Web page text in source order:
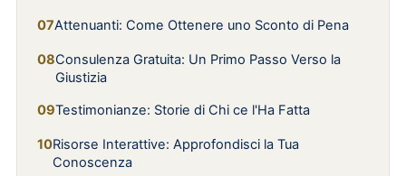
Attenuanti: Come Ottenere uno Sconto di Pena
Consulenza Gratuita: Un Primo Passo Verso la
Giustizia
Testimonianze: Storie di Chi ce l'Ha Fatta
Risorse Interattive: Approfondisci la Tua
Conoscenza